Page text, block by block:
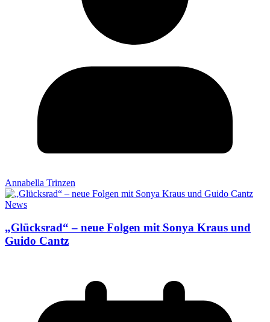
Annabella Trinzen
News
„Glücksrad“ – neue Folgen mit Sonya Kraus und
Guido Cantz